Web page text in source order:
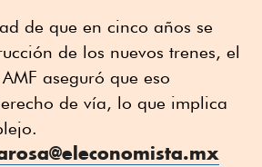
de que en cinco años se
de los nuevos trenes, el
aseguró que eso
de vía, lo que implica